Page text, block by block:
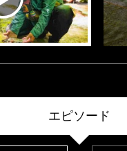
エピソード